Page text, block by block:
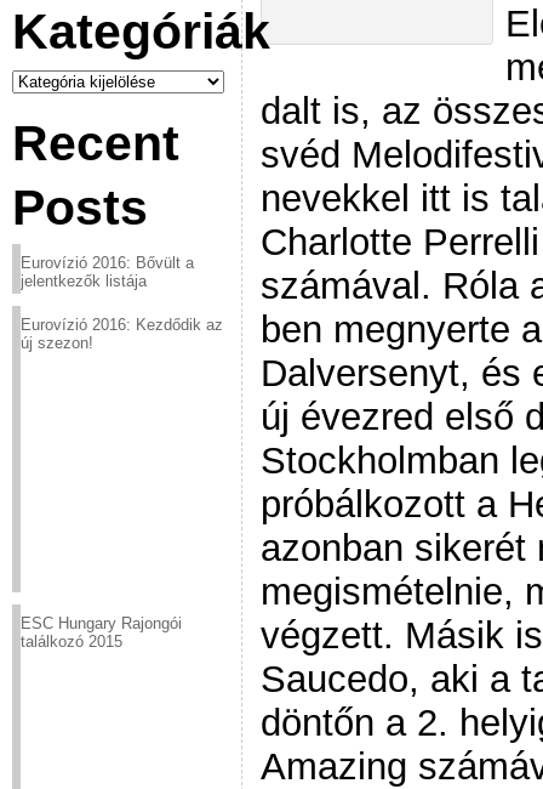
Kategóriák
Kategóriák
Recent
Posts
Eurovízió 2016: Bővült a
jelentkezők listája
Eurovízió 2016: Kezdődik az
új szezon!
ESC Hungary Rajongói
találkozó 2015
dalt is, az
svéd
nevekkel itt is
Charlotte
számával. Róla
ben megnyerte
Dalversenyt, és
új évezred első
Stockholmban
próbálkozott a
azonban sikerét
megismételnie,
végzett. Másik
Saucedo, aki a
döntőn a 2.
Amazing